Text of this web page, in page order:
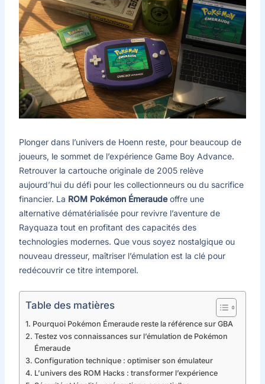
Plonger dans l’univers de Hoenn reste, pour beaucoup de
joueurs, le sommet de l’expérience Game Boy Advance.
Retrouver la cartouche originale de 2005 relève
aujourd’hui du défi pour les collectionneurs ou du sacrifice
financier. La ROM Pokémon Émeraudeoffre une
alternative dématérialisée pour revivre l’aventure de
Rayquaza tout en profitant des capacités des
technologies modernes. Que vous soyez nostalgique ou
nouveau dresseur, maîtriser l’émulation est la clé pour
redécouvrir ce titre intemporel.
Table des matières
Pourquoi Pokémon Émeraude reste la référence sur GBA
Testez vos connaissances sur l’émulation de Pokémon
Émeraude
Configuration technique : optimiser son émulateur
L’univers des ROM Hacks : transformer l’expérience